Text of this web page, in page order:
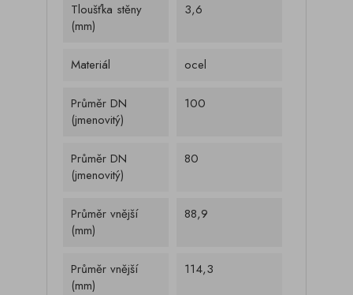
Tloušťka stěny
(mm)
3,6
Materiál ocel
Průměr DN
(jmenovitý)
100
Průměr DN
(jmenovitý)
80
Průměr vnější
(mm)
88,9
Průměr vnější
(mm)
114,3